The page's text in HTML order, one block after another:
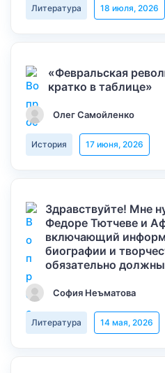
Литература 18 июля, 2026
«Февральская
кратко в таблице»
Олег Самойленко
История 17 июня, 2026
Здравствуйте! Мне
Федоре Тютчеве и
включающий
биографии и
обязательно должны
София Неъматова
Литература 14 мая, 2026